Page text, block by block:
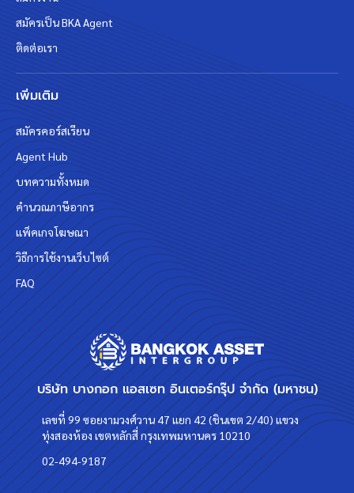
บริษัท บางกอก แอสเซท อินเตอร์กรุ๊ป จำกัด (มหาชน)
เลขที่ 99 ซอยงามวงศ์วาน 47 แยก 42 (ชินเขต 2/40) แขวง
ทุ่งสองห้อง เขตหลักสี่ กรุงเทพมหานคร 10210
02-494-9187
สมัครเป็น BKA Agent
ติดต่อเรา
เพิ่มเติม
สมัครคอร์สเรียน
Agent Hub
บทความทั้งหมด
คำนวณภาษีอากร
แพ็คเกจโฆษณา
วิธีการใช้งานเว็บไซต์
FAQ